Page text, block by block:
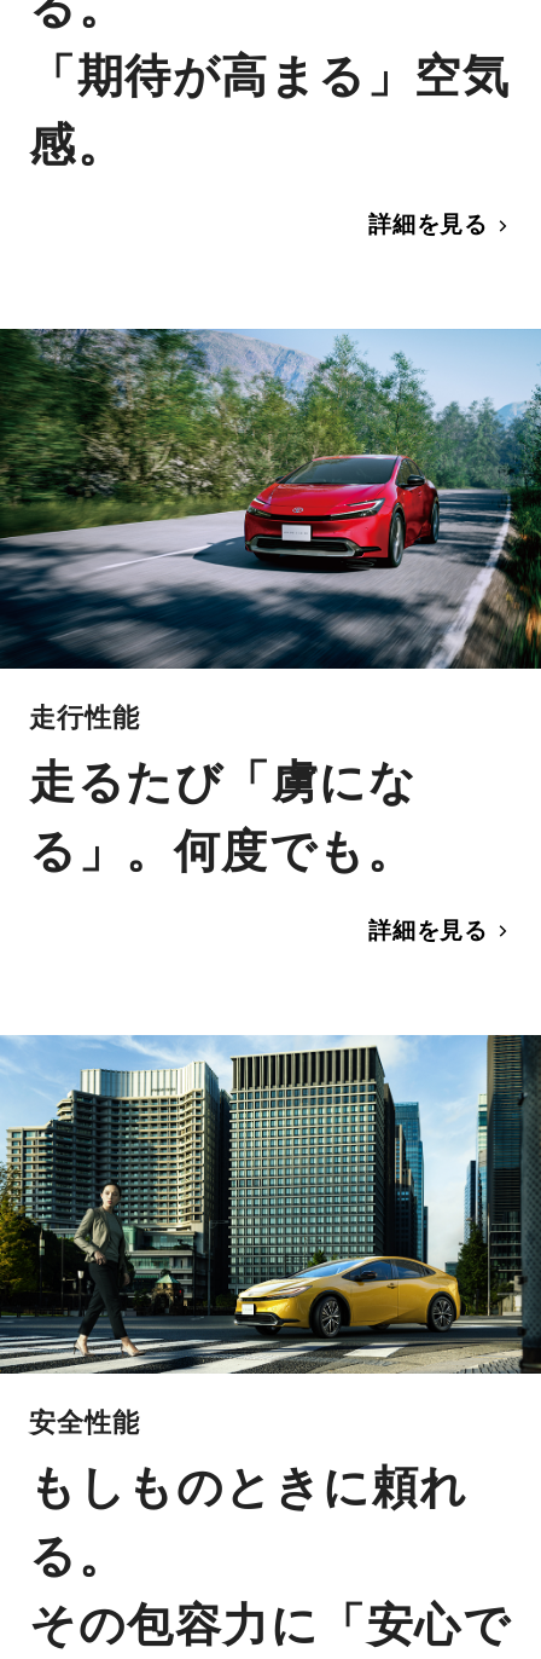
「期待が高まる」空気
感。
詳細を見る
走行性能
走るたび「虜にな
る」。何度でも。
詳細を見る
安全性能
もしものときに頼れ
る。
その包容力に「安心で